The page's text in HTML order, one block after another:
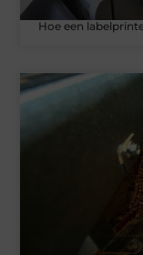
Hoe een